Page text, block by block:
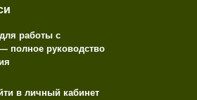
работы с
полное руководство
в личный кабинет